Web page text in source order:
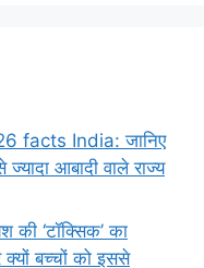
facts India: जानिए
आबादी वाले राज्य
‘टॉक्सिक’ का
बच्चों को इससे